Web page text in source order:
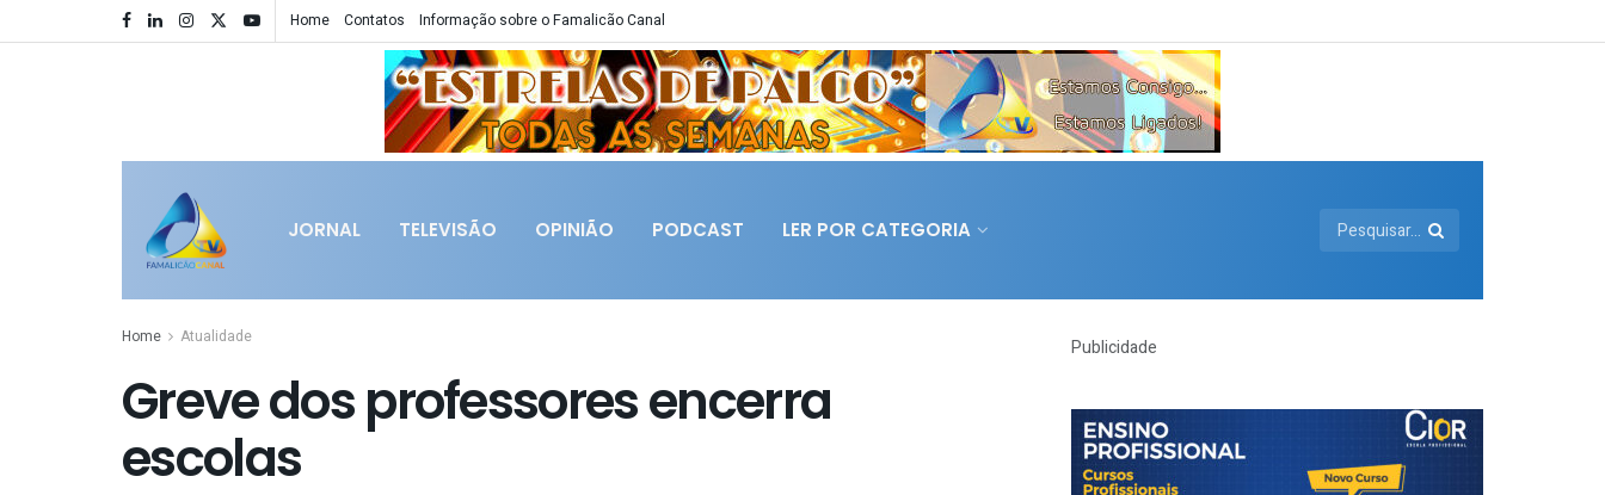
Home Contatos Informação sobre o Famalicão Canal
JORNAL TELEVISÃO OPINIÃO PODCAST LER POR CATEGORIA
Home Atualidade
Greve dos professores encerra
escolas
Publicidade